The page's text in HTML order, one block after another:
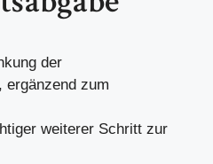
der
ergänzend zum
weiterer Schritt zur